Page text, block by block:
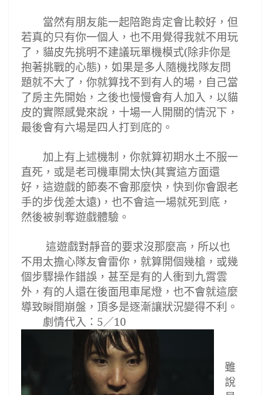
當然有朋友能一起陪跑肯定會比較好，但
若真的只有你一個人，也不用覺得我就不用玩
了，貓皮先挑明不建議玩單機模式(除非你是
抱著挑戰的心態)，如果是多人隨機找隊友問
題就不大了 ，你就算找不到有人的場，自己當
了房主先開始，之後也慢慢會有人加入，以貓
皮的實際感覺來說，十場一人開關的情況下，
最後會有六場是四人打到底的。
加上有上述機制，你就算初期水土不服一
直死，或是老司機車開太快(其實這方面還
好，這遊戲的節奏不會那麼快，快到你會跟老
手的步伐差太遠)，也不會這一場就死到底，
然後被剝奪遊戲體驗。
這遊戲對靜音的要求沒那麼高，所以也
不用太擔心隊友會雷你，就算開個幾槍，或幾
個步驟操作錯誤 ，甚至是有的人衝到九霄雲
外，有的人還在後面甩車尾燈 ，也不會就這麼
導致瞬間崩盤，頂多是逐漸讓狀況變得不利。
劇情代入 ： 5／10
雖
說